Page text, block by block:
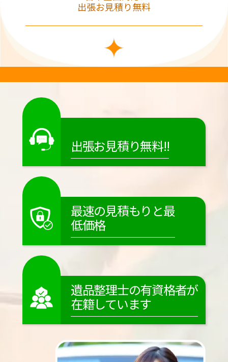
出張お見積り無料
出張お見積り無料!!
最速の見積もりと最
低価格
遺品整理士の有資格者が
在籍しています